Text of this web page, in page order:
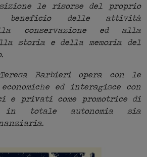
le risorse del proprio
beneficio delle attività
conservazione ed alla
storia e della memoria del
Barbieri opera con le
ed interagisce con
e privati come promotrice di
in totale autonomia sia